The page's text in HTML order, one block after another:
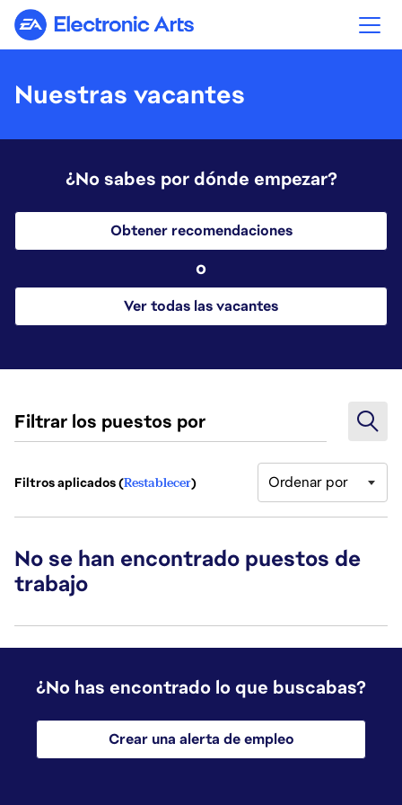
Electronic Arts
Nuestras vacantes
¿No sabes por dónde empezar?
Obtener recomendaciones
o
Ver todas las vacantes
Filtrar los puestos por
Filtros aplicados (Restablecer) Ordenar por
No se han encontrado puestos de
trabajo
¿No has encontrado lo que buscabas?
Crear una alerta de empleo